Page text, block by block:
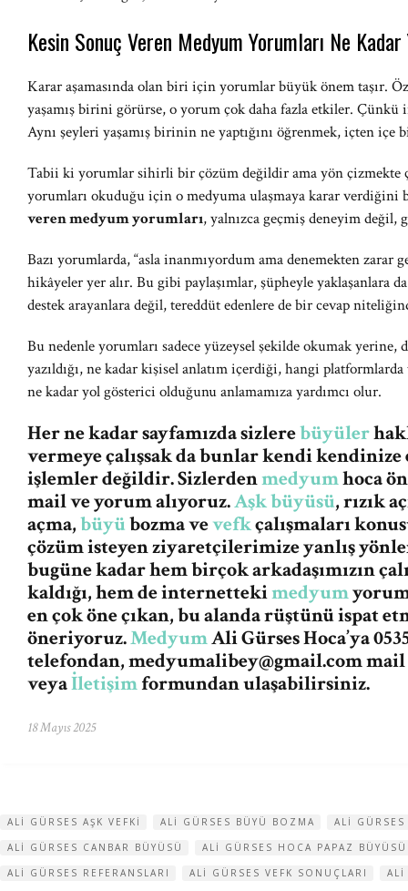
Kesin Sonuç Veren Medyum Yorumları Ne
Karar aşamasında olan biri için yorumlar büyük önem taşır.
yaşamış birini görürse, o yorum çok daha fazla etkiler. Çünkü
Aynı şeyleri yaşamış birinin ne yaptığını öğrenmek, içten içe
Tabii ki yorumlar sihirli bir çözüm değildir ama yön çizmekte
yorumları okuduğu için o medyuma ulaşmaya karar
veren medyum yorumları, yalnızca geçmiş deneyim değil,
Bazı yorumlarda, “asla inanmıyordum ama denemekten zarar
hikâyeler yer alır. Bu gibi paylaşımlar, şüpheyle yaklaşanlara
destek arayanlara değil, tereddüt edenlere de bir cevap
Bu nedenle yorumları sadece yüzeysel şekilde okumak yerine,
yazıldığı, ne kadar kişisel anlatım içerdiği, hangi
ne kadar yol gösterici olduğunu anlamamıza yardımcı olur.
Her ne kadar sayfamızda sizlerebüyüler
vermeye çalışsak da bunlar kendi
işlemler değildir. Sizlerdenmedyumhoca
mail ve yorum alıyoruz.Aşk büyüsü, rızık
açma,büyübozma vevefkçalışmaları
çözüm isteyen ziyaretçilerimize yanlış
bugüne kadar hem birçok arkadaşımızın
kaldığı, hem de internettekimedyum
en çok öne çıkan, bu alanda rüştünü ispat
öneriyoruz.MedyumAli Gürses Hoca’ya
telefondan,medyumalibey@gmail.commail
veyaİletişimformundan ulaşabilirsiniz.
18 Mayıs 2025
ALI GÜRSES AŞK VEFKI ALI GÜRSES BÜYÜ BOZMA
ALI GÜRSES
ALI GÜRSES CANBAR BÜYÜSÜ
ALI GÜRSES HOCA PAPAZ BÜYÜSÜ
ALI GÜRSES REFERANSLARI
ALI GÜRSES VEFK SONUÇLARI
ALI